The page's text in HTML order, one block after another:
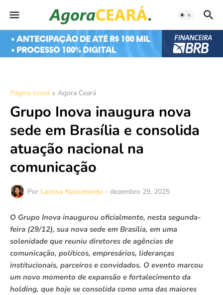
Página inicial Agora Ceará
Grupo Inova inaugura nova
sede em Brasília e consolida
atuação nacional na
comunicação
Por Larissa Nascimento - dezembro 29, 2025
O Grupo Inova inaugurou oficialmente, nesta segunda-
feira (29/12), sua nova sede em Brasília, em uma
solenidade que reuniu diretores de agências de
comunicação, políticos, empresários, lideranças
institucionais, parceiros e convidados. O evento marcou
um novo momento de expansão e fortalecimento da
holding, que hoje se consolida como uma das maiores